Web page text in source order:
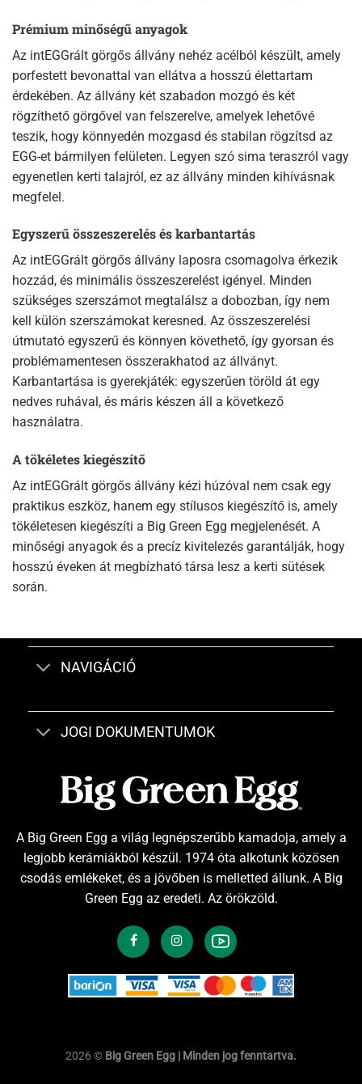
Prémium minőségű anyagok
Az intEGGrált görgős állvány nehéz acélból készült, amely
porfestett bevonattal van ellátva a hosszú élettartam
érdekében. Az állvány két szabadon mozgó és két
rögzíthető görgővel van felszerelve, amelyek lehetővé
teszik, hogy könnyedén mozgasd és stabilan rögzítsd az
EGG-et bármilyen felületen. Legyen szó sima teraszról vagy
egyenetlen kerti talajról, ez az állvány minden kihívásnak
megfelel.
Egyszerű összeszerelés és karbantartás
Az intEGGrált görgős állvány laposra csomagolva érkezik
hozzád, és minimális összeszerelést igényel. Minden
szükséges szerszámot megtalálsz a dobozban, így nem
kell külön szerszámokat keresned. Az összeszerelési
útmutató egyszerű és könnyen követhető, így gyorsan és
problémamentesen összerakhatod az állványt.
Karbantartása is gyerekjáték: egyszerűen töröld át egy
nedves ruhával, és máris készen áll a következő
használatra.
A tökéletes kiegészítő
Az intEGGrált görgős állvány kézi húzóval nem csak egy
praktikus eszköz, hanem egy stílusos kiegészítő is, amely
tökéletesen kiegészíti a Big Green Egg megjelenését. A
minőségi anyagok és a precíz kivitelezés garantálják, hogy
hosszú éveken át megbízható társa lesz a kerti sütések
során.
NAVIGÁCIÓ
JOGI DOKUMENTUMOK
A Big Green Egg a világ legnépszerűbb kamadoja, amely a
legjobb kerámiákból készül. 1974 óta alkotunk közösen
csodás emlékeket, és a jövőben is melletted állunk. A Big
Green Egg az eredeti. Az örökzöld.
2026 © Big Green Egg | Minden jog fenntartva.